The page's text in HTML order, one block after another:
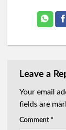
Leave a
Your email
fields are
Comment *